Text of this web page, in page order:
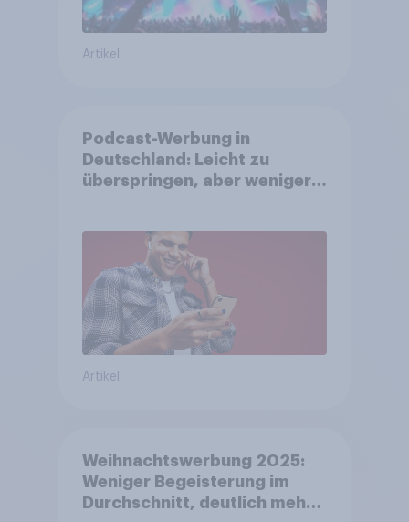
Artikel
Podcast-Werbung in
Deutschland: Leicht zu
überspringen, aber weniger
Artikel
Weihnachtswerbung 2025:
Weniger Begeisterung im
Durchschnitt, deutlich mehr